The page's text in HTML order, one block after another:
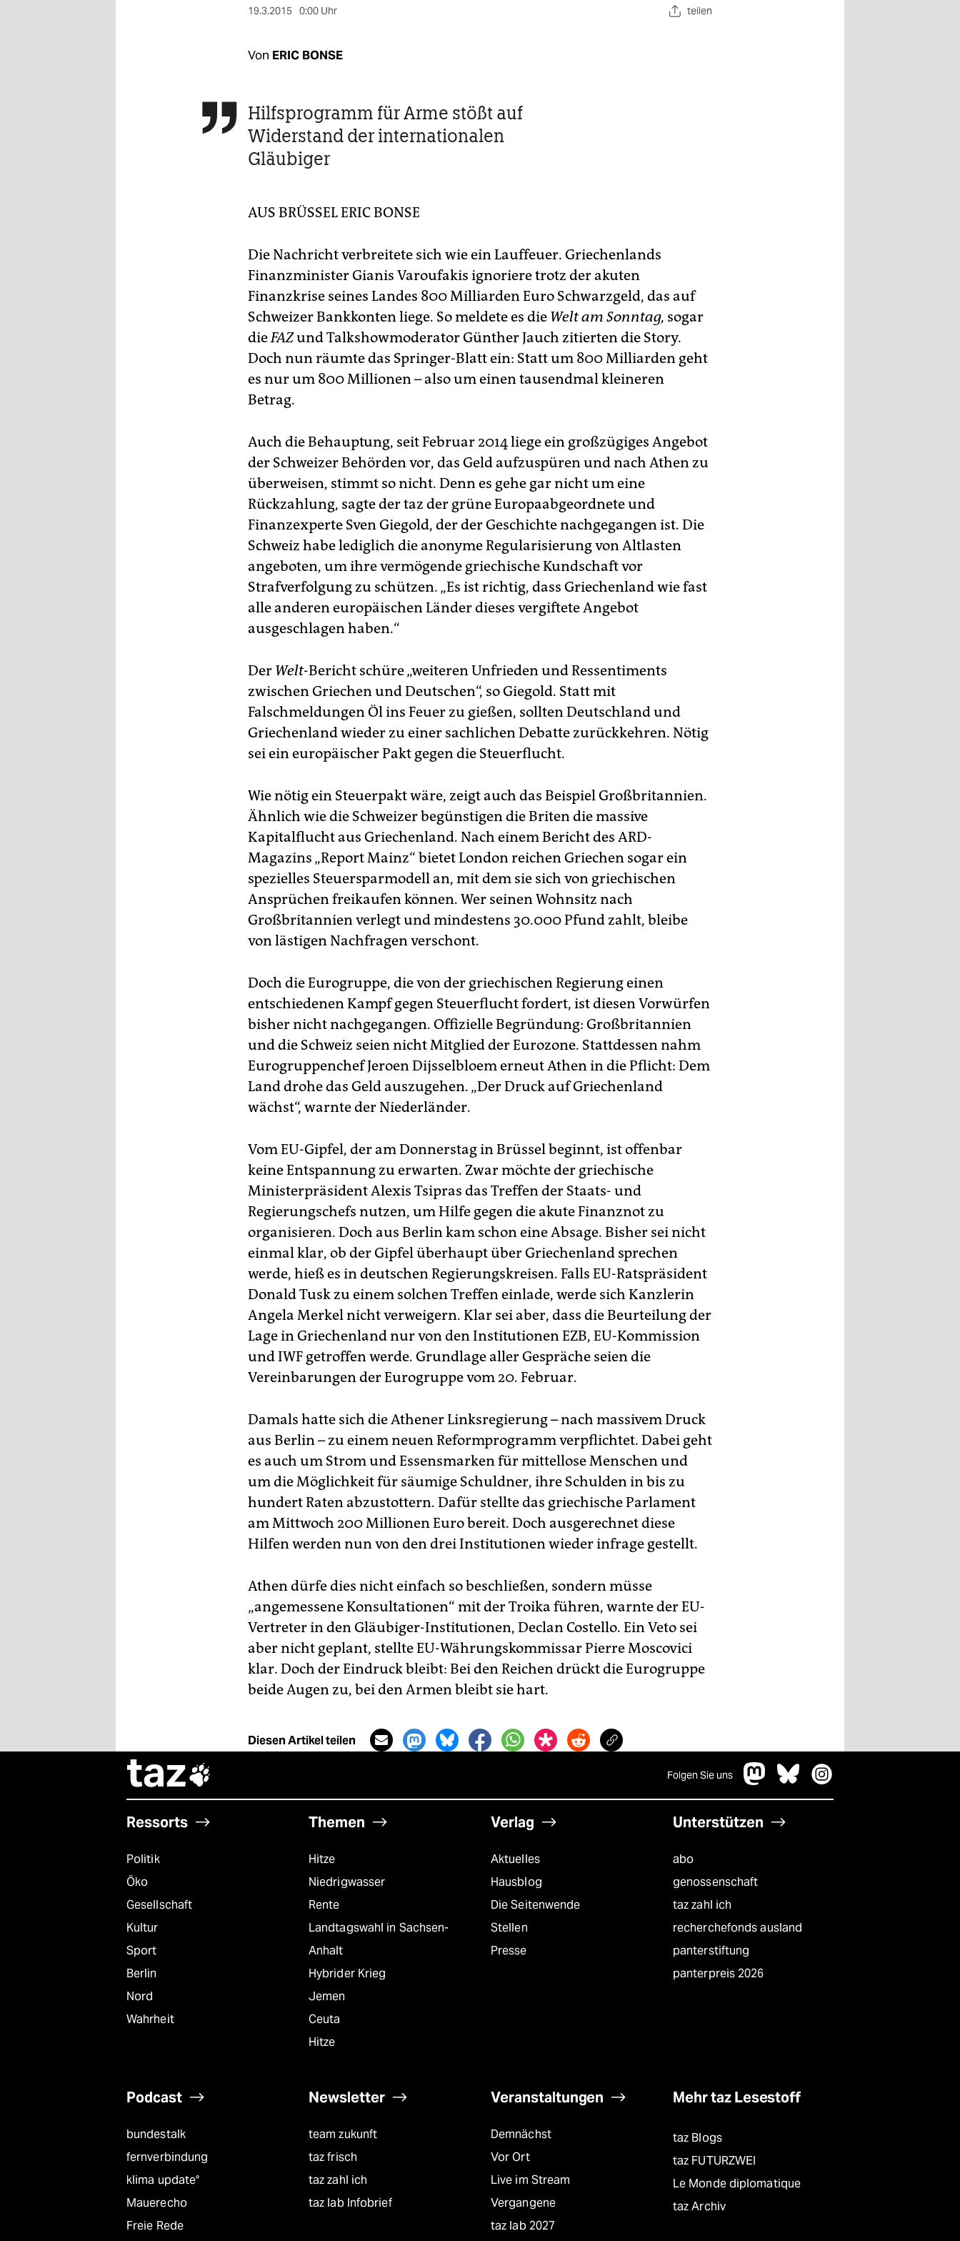
19.3.2015 0:00 Uhr teilen
Von ERIC BONSE
 Hilfsprogramm für Arme stößt auf
Widerstand der internationalen
Gläubiger
AUS BRÜSSELERIC BONSE
Die Nachricht verbreitete sich wie ein Lauffeuer. Griechenlands
Finanzminister Gianis Varoufakis ignoriere trotz der akuten
Finanzkrise seines Landes 800 Milliarden Euro Schwarzgeld, das auf
Schweizer Bankkonten liege. So meldete es die Welt am Sonntag, sogar
dieFAZund Talkshowmoderator Günther Jauch zitierten die Story.
Doch nun räumte das Springer-Blatt ein: Statt um 800 Milliarden geht
es nur um 800 Millionen – also um einen tausendmal kleineren
Betrag.
Auch die Behauptung, seit Februar 2014 liege ein großzügiges Angebot
der Schweizer Behörden vor, das Geld aufzuspüren und nach Athen zu
überweisen, stimmt so nicht. Denn es gehe gar nicht um eine
Rückzahlung, sagte der taz der grüne Europaabgeordnete und
Finanzexperte Sven Giegold, der der Geschichte nachgegangen ist. Die
Schweiz habe lediglich die anonyme Regularisierung von Altlasten
angeboten, um ihre vermögende griechische Kundschaft vor
Strafverfolgung zu schützen. „Es ist richtig, dass Griechenland wie fast
alle anderen europäischen Länder dieses vergiftete Angebot
ausgeschlagen haben.“
Der Welt-Bericht schüre „weiteren Unfrieden und Ressentiments
zwischen Griechen und Deutschen“, so Giegold. Statt mit
Falschmeldungen Öl ins Feuer zu gießen, sollten Deutschland und
Griechenland wieder zu einer sachlichen Debatte zurückkehren. Nötig
sei ein europäischer Pakt gegen die Steuerflucht.
Wie nötig ein Steuerpakt wäre, zeigt auch das Beispiel Großbritannien.
Ähnlich wie die Schweizer begünstigen die Briten die massive
Kapitalflucht aus Griechenland. Nach einem Bericht des ARD-
Magazins „Report Mainz“ bietet London reichen Griechen sogar ein
spezielles Steuersparmodell an, mit dem sie sich von griechischen
Ansprüchen freikaufen können. Wer seinen Wohnsitz nach
Großbritannien verlegt und mindestens 30.000 Pfund zahlt, bleibe
von lästigen Nachfragen verschont.
Doch die Eurogruppe, die von der griechischen Regierung einen
entschiedenen Kampf gegen Steuerflucht fordert, ist diesen Vorwürfen
bisher nicht nachgegangen. Offizielle Begründung: Großbritannien
und die Schweiz seien nicht Mitglied der Eurozone. Stattdessen nahm
Eurogruppenchef Jeroen Dijsselbloem erneut Athen in die Pflicht: Dem
Land drohe das Geld auszugehen. „Der Druck auf Griechenland
wächst“, warnte der Niederländer.
Vom EU-Gipfel, der am Donnerstag in Brüssel beginnt, ist offenbar
keine Entspannung zu erwarten. Zwar möchte der griechische
Ministerpräsident Alexis Tsipras das Treffen der Staats- und
Regierungschefs nutzen, um Hilfe gegen die akute Finanznot zu
organisieren. Doch aus Berlin kam schon eine Absage. Bisher sei nicht
einmal klar, ob der Gipfel überhaupt über Griechenland sprechen
werde, hieß es in deutschen Regierungskreisen. Falls EU-Ratspräsident
Donald Tusk zu einem solchen Treffen einlade, werde sich Kanzlerin
Angela Merkel nicht verweigern. Klar sei aber, dass die Beurteilung der
Lage in Griechenland nur von den Institutionen EZB, EU-Kommission
und IWF getroffen werde. Grundlage aller Gespräche seien die
Vereinbarungen der Eurogruppe vom 20. Februar.
Damals hatte sich die Athener Linksregierung – nach massivem Druck
aus Berlin – zu einem neuen Reformprogramm verpflichtet. Dabei geht
es auch um Strom und Essensmarken für mittellose Menschen und
um die Möglichkeit für säumige Schuldner, ihre Schulden in bis zu
hundert Raten abzustottern. Dafür stellte das griechische Parlament
am Mittwoch 200 Millionen Euro bereit. Doch ausgerechnet diese
Hilfen werden nun von den drei Institutionen wieder infrage gestellt.
Athen dürfe dies nicht einfach so beschließen, sondern müsse
„angemessene Konsultationen“ mit der Troika führen, warnte der EU-
Vertreter in den Gläubiger-Institutionen, Declan Costello. Ein Veto sei
aber nicht geplant, stellte EU-Währungskommissar Pierre Moscovici
klar. Doch der Eindruck bleibt: Bei den Reichen drückt die Eurogruppe
beide Augen zu, bei den Armen bleibt sie hart.
Diesen Artikel teilen
taz Folgen Sie uns
Ressorts
Politik
Öko
Gesellschaft
Kultur
Sport
Berlin
Nord
Wahrheit
Themen
Hitze
Niedrigwasser
Rente
Landtagswahl in Sachsen-
Anhalt
Hybrider Krieg
Jemen
Ceuta
Hitze
Verlag
Aktuelles
Hausblog
Die Seitenwende
Stellen
Presse
Unterstützen
abo
genossenschaft
taz zahl ich
recherchefonds ausland
panterstiftung
panterpreis 2026
Podcast
bundestalk
fernverbindung
klima update°
Mauerecho
Freie Rede
Newsletter
team zukunft
taz frisch
taz zahl ich
taz lab Infobrief
Veranstaltungen
Demnächst
Vor Ort
Live im Stream
Vergangene
taz lab 2027
Mehr taz Lesestoff
taz Blogs
taz FUTURZWEI
Le Monde diplomatique
taz Archiv